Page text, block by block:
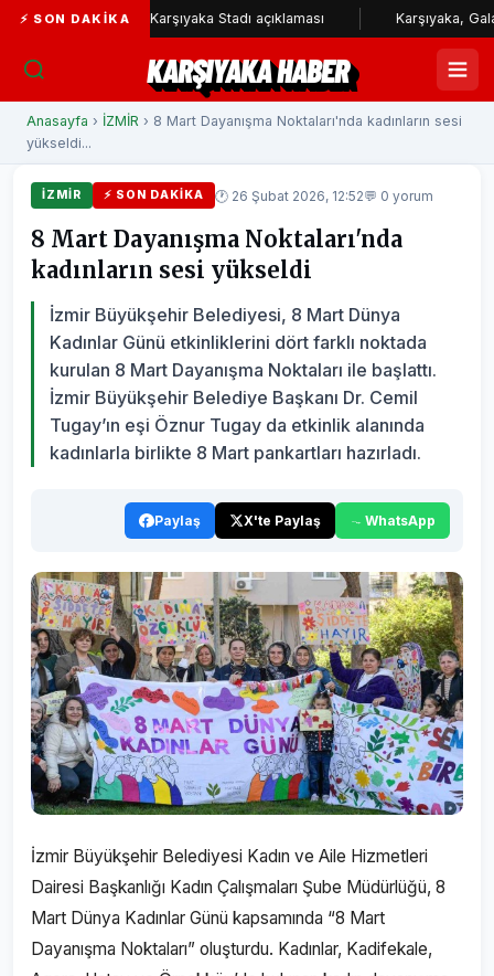
⚡ SON DAKIKAKarşıyaka Stadı açıklaması Karşıyaka,
KARŞIYAKA HABER
Anasayfa › İZMİR › 8 Mart Dayanışma Noktaları'nda kadınların sesi
yükseldi...
İZMİR ⚡ SON DAKIKA 🕐 26 Şubat 2026, 12:52💬 0 yorum
8 Mart Dayanışma Noktaları'nda
kadınların sesi yükseldi
İzmir Büyükşehir Belediyesi, 8 Mart Dünya
Kadınlar Günü etkinliklerini dört farklı noktada
kurulan 8 Mart Dayanışma Noktaları ile başlattı.
İzmir Büyükşehir Belediye Başkanı Dr. Cemil
Tugay’ın eşi Öznur Tugay da etkinlik alanında
kadınlarla birlikte 8 Mart pankartları hazırladı.
Paylaş X'te Paylaş WhatsApp
İzmir Büyükşehir Belediyesi Kadın ve Aile Hizmetleri
Dairesi Başkanlığı Kadın Çalışmaları Şube Müdürlüğü, 8
Mart Dünya Kadınlar Günü kapsamında “8 Mart
Dayanışma Noktaları” oluşturdu. Kadınlar, Kadifekale,